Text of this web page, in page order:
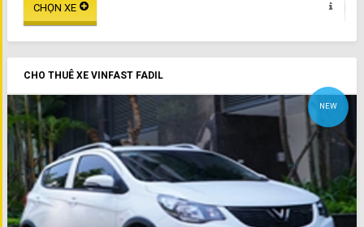
CHO THUÊ XE VINFAST FADIL
NEW